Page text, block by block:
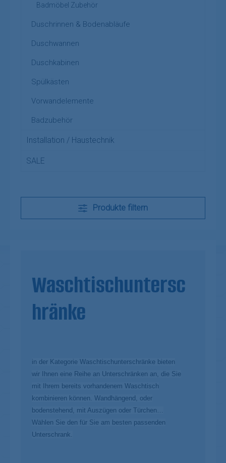
Badmöbel Zubehör
Duschrinnen & Bodenabläufe
Duschwannen
Duschkabinen
Spülkästen
Vorwandelemente
Badzubehör
Installation / Haustechnik
SALE
Produkte filtern
Waschtischuntersc
hränke
in der Kategorie Waschtischunterschränke bieten
wir Ihnen eine Reihe an Unterschränken an, die Sie
mit Ihrem bereits vorhandenem Waschtisch
kombinieren können. Wandhängend, oder
bodenstehend, mit Auszügen oder Türchen…
Wählen Sie den für Sie am besten passenden
Unterschrank.